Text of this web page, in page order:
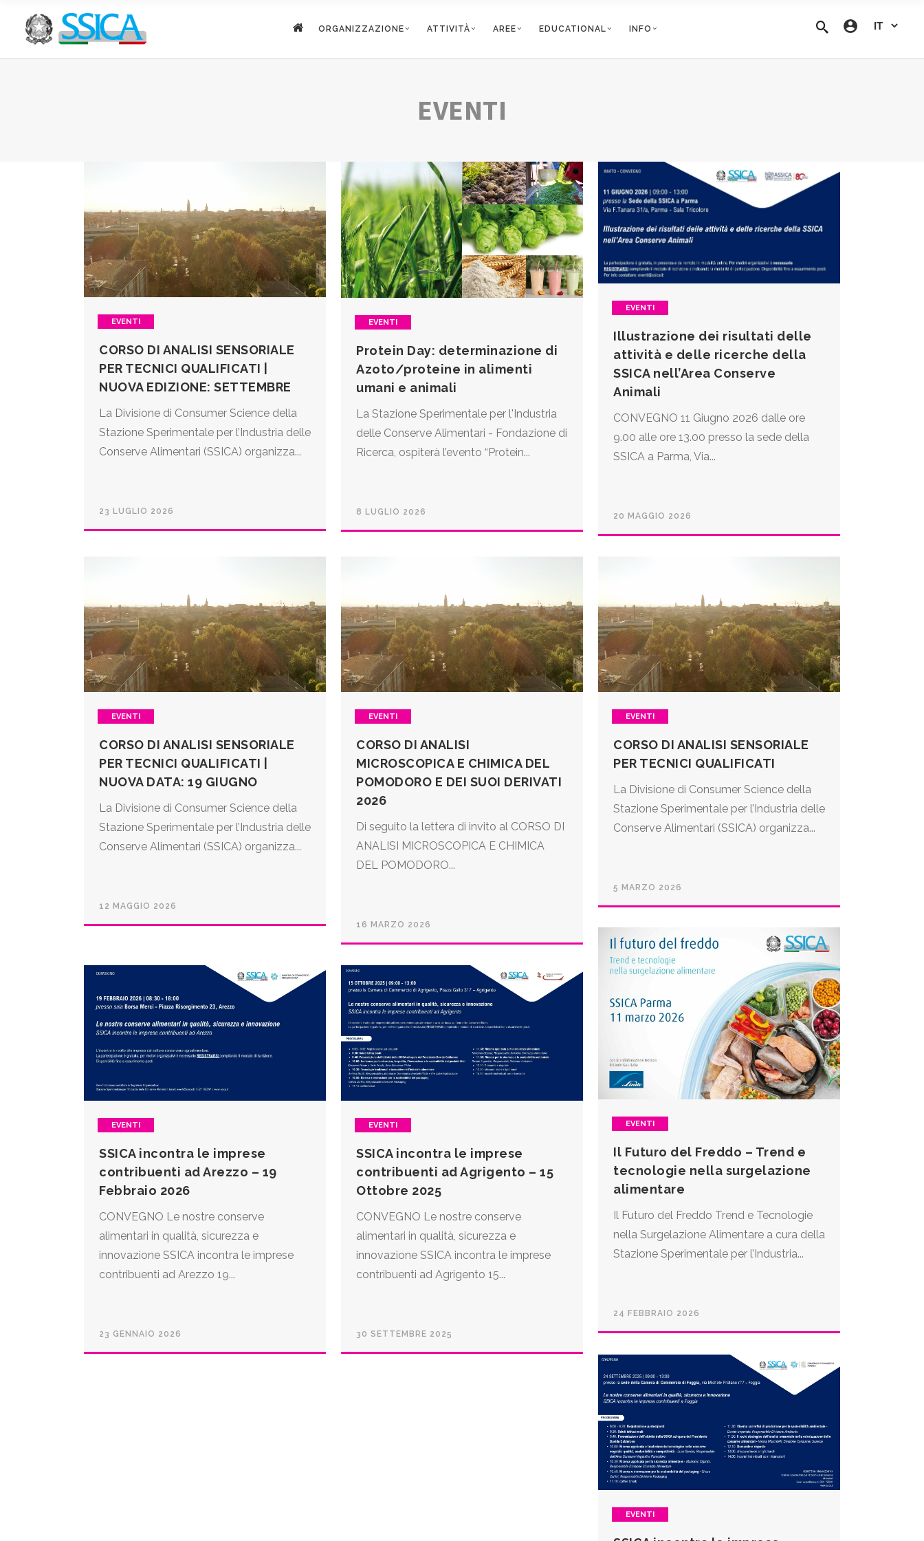
ORGANIZZAZIONE ATTIVITÀ AREE EDUCATIONAL INFO
EVENTI
EVENTI
CORSO DI ANALISI SENSORIALE
PER TECNICI QUALIFICATI |
NUOVA EDIZIONE: SETTEMBRE
La Divisione di Consumer Science della
Stazione Sperimentale per l’Industria delle
Conserve Alimentari (SSICA) organizza...
23 LUGLIO 2026
EVENTI
Protein Day: determinazione di
Azoto/proteine in alimenti
umani e animali
La Stazione Sperimentale per l'Industria
delle Conserve Alimentari - Fondazione di
Ricerca, ospiterà l’evento “Protein...
8 LUGLIO 2026
EVENTI
Illustrazione dei risultati delle
attività e delle ricerche della
SSICA nell’Area Conserve
Animali
CONVEGNO 11 Giugno 2026 dalle ore
9.00 alle ore 13.00 presso la sede della
SSICA a Parma, Via...
20 MAGGIO 2026
EVENTI
CORSO DI ANALISI SENSORIALE
PER TECNICI QUALIFICATI |
NUOVA DATA: 19 GIUGNO
La Divisione di Consumer Science della
Stazione Sperimentale per l’Industria delle
Conserve Alimentari (SSICA) organizza...
12 MAGGIO 2026
EVENTI
CORSO DI ANALISI
MICROSCOPICA E CHIMICA DEL
POMODORO E DEI SUOI DERIVATI
2026
Di seguito la lettera di invito al CORSO DI
ANALISI MICROSCOPICA E CHIMICA
DEL POMODORO...
16 MARZO 2026
EVENTI
CORSO DI ANALISI SENSORIALE
PER TECNICI QUALIFICATI
La Divisione di Consumer Science della
Stazione Sperimentale per l’Industria delle
Conserve Alimentari (SSICA) organizza...
5 MARZO 2026
EVENTI
Il Futuro del Freddo – Trend e
tecnologie nella surgelazione
alimentare
Il Futuro del Freddo Trend e Tecnologie
nella Surgelazione Alimentare a cura della
Stazione Sperimentale per l’Industria...
24 FEBBRAIO 2026
EVENTI
SSICA incontra le imprese
contribuenti ad Arezzo – 19
Febbraio 2026
CONVEGNO Le nostre conserve
alimentari in qualità, sicurezza e
innovazione SSICA incontra le imprese
contribuenti ad Arezzo 19...
23 GENNAIO 2026
EVENTI
SSICA incontra le imprese
contribuenti ad Agrigento – 15
Ottobre 2025
CONVEGNO Le nostre conserve
alimentari in qualità, sicurezza e
innovazione SSICA incontra le imprese
contribuenti ad Agrigento 15...
30 SETTEMBRE 2025
EVENTI